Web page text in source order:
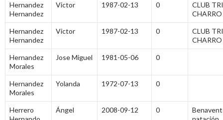
Hernandez
Hernandez
Victor 1987-02-13 0
CLUB
CHARRO
Hernandez
Hernandez
Victor 1987-02-13 0
CLUB
CHARRO
Hernandez
Morales
Jose Miguel 1981-05-06 0
Hernandez
Morales
Yolanda 1972-07-13 0
Herrero
Ángel 2008-09-12 0